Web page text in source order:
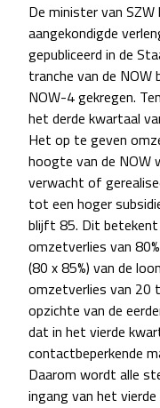
De minister van
aangekondigde
gepubliceerd in de
tranche van de
NOW-4 gekregen.
het derde kwartaal
Het op te geven
hoogte van de NOW
verwacht of
tot een hoger
blijft 85. Dit
omzetverlies van
(80 x 85%) van de
omzetverlies van 20
opzichte van de
dat in het vierde
contactbeperkende
Daarom wordt alle
ingang van het